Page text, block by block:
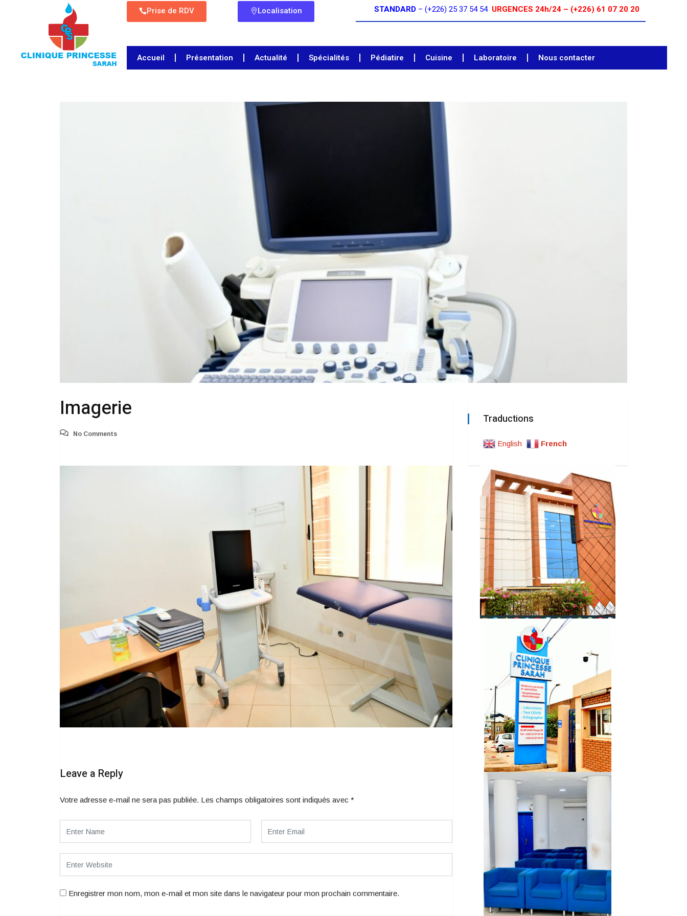
Prise de RDV Localisation STANDARD– (+226) 25 37 54 54 URGENCES 24h/24 – (+226) 61 07 20 20
Accueil Présentation Actualité Spécialités Pédiatire Cuisine Laboratoire Nous contacter
Imagerie
No Comments
Leave a Reply
Votre adresse e-mail ne sera pas publiée. Les champs obligatoires sont indiqués avec *
Enregistrer mon nom, mon e-mail et mon site dans le navigateur pour mon prochain commentaire.
Traductions
English French